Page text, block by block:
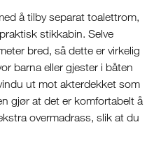
å tilby separat toalettrom,
stikkabin. Selve
bred, så dette er virkelig
barna eller gjester i båten
ut mot akterdekket som
gjør at det er komfortabelt å
overmadrass, slik at du